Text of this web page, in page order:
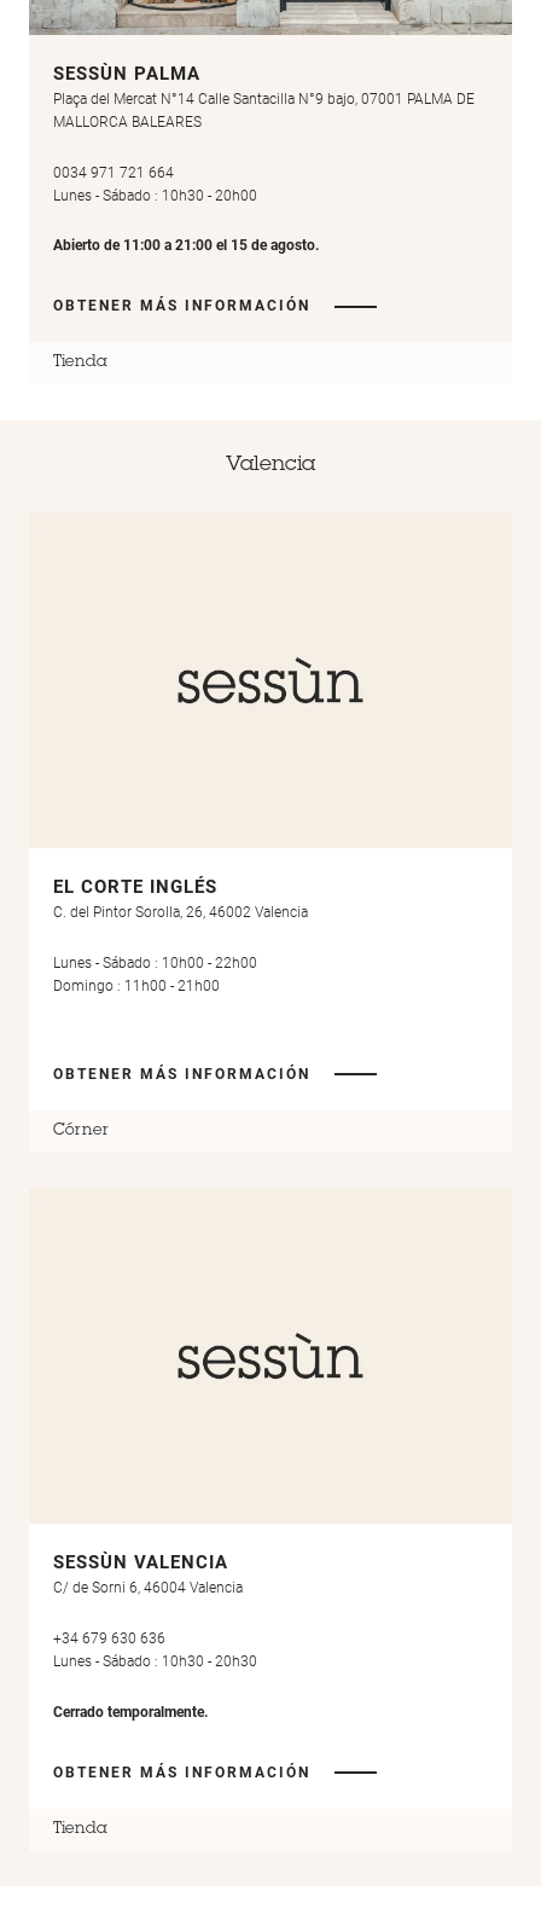
SESSÙN PALMA
Plaça del Mercat N°14 Calle Santacilla N°9 bajo, 07001 PALMA DE
MALLORCA BALEARES
0034 971 721 664
Lunes - Sábado : 10h30 - 20h00
Abierto de 11:00 a 21:00 el 15 de agosto.
OBTENER MÁS INFORMACIÓN
Tienda
Valencia
EL CORTE INGLÉS
C. del Pintor Sorolla, 26, 46002 Valencia
Lunes - Sábado : 10h00 - 22h00
Domingo : 11h00 - 21h00
OBTENER MÁS INFORMACIÓN
Córner
SESSÙN VALENCIA
C/ de Sorni 6, 46004 Valencia
+34 679 630 636
Lunes - Sábado : 10h30 - 20h30
Cerrado temporalmente.
OBTENER MÁS INFORMACIÓN
Tienda